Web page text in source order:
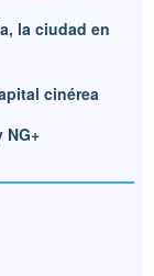
la ciudad en
cinérea
NG+